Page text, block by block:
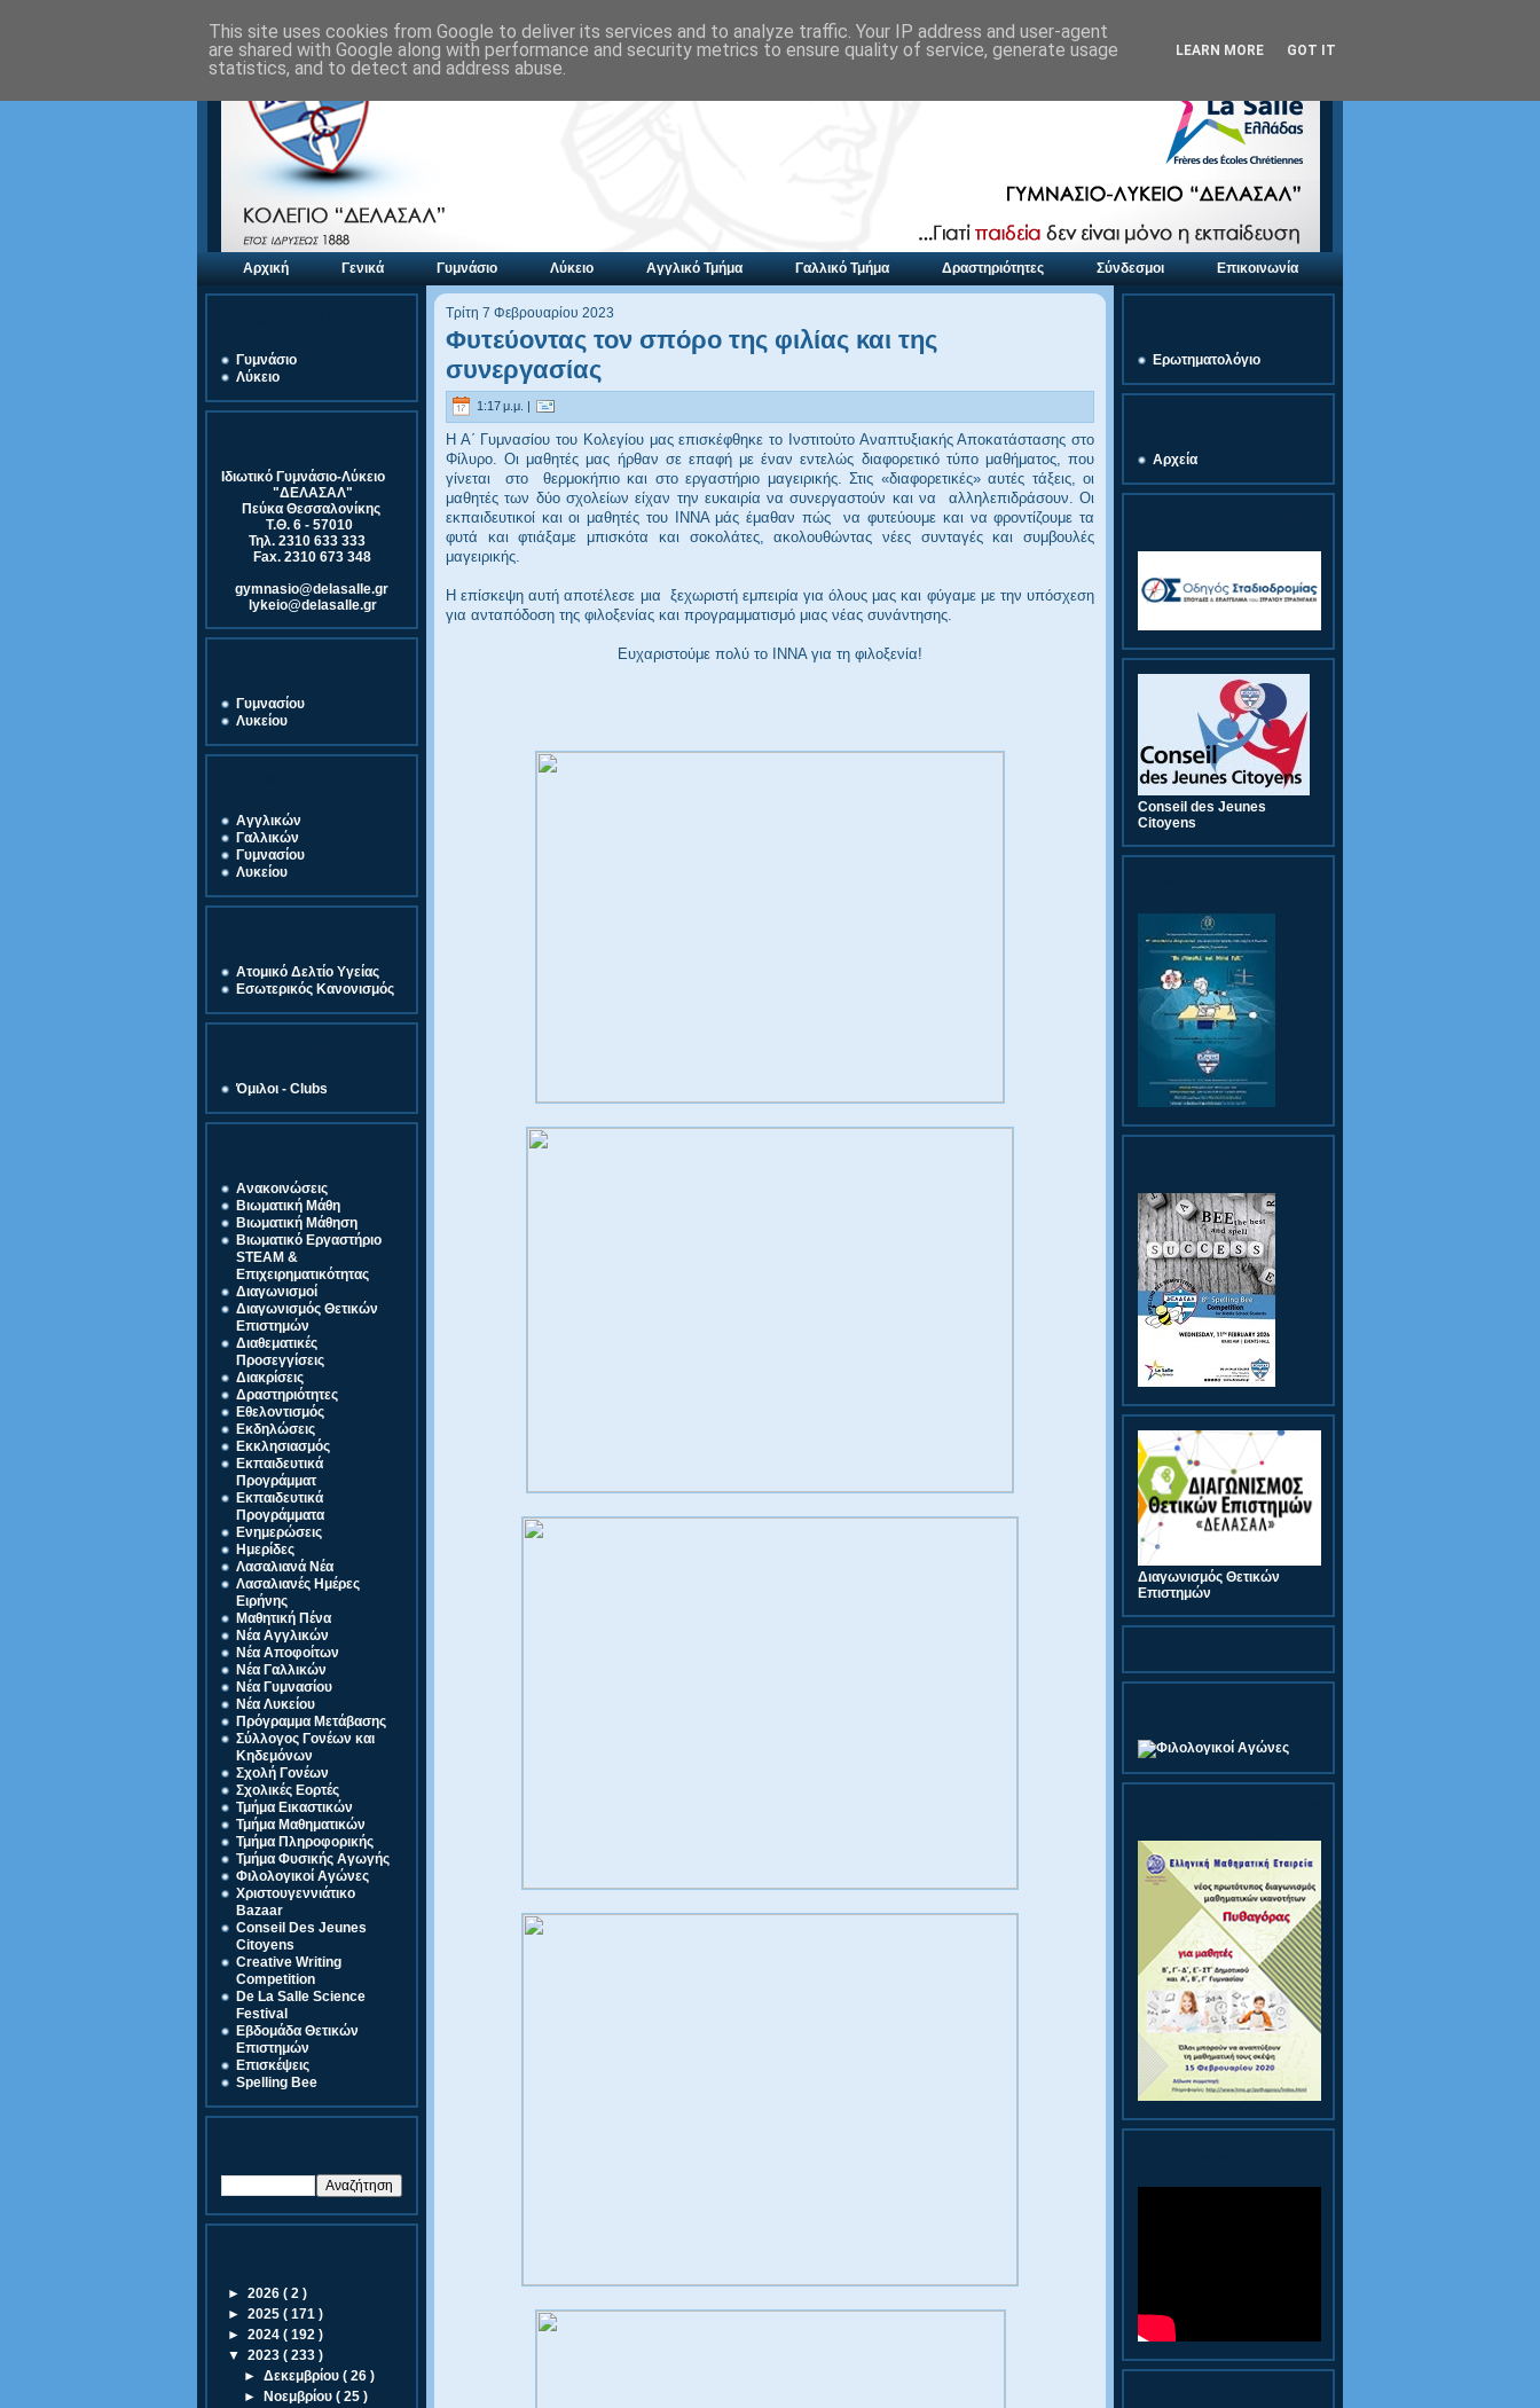
Αρχική Γενικά Γυμνάσιο Λύκειο Αγγλικό Τμήμα Γαλλικό Τμήμα Δραστηριότητες Σύνδεσμοι Επικοινωνία
Γυμνάσιο
Λύκειο
Ιδιωτικό Γυμνάσιο-Λύκειο
"ΔΕΛΑΣΑΛ"
Πεύκα Θεσσαλονίκης
Τ.Θ. 6 - 57010
Τηλ. 2310 633 333
Fax. 2310 673 348
gymnasio@delasalle.gr
lykeio@delasalle.gr
Γυμνασίου
Λυκείου
Αγγλικών
Γαλλικών
Γυμνασίου
Λυκείου
Ατομικό Δελτίο Υγείας
Εσωτερικός Κανονισμός
Όμιλοι - Clubs
Ανακοινώσεις
Βιωματική Μάθη
Βιωματική Μάθηση
Βιωματικό Εργαστήριο
STEAM &
Επιχειρηματικότητας
Διαγωνισμοί
Διαγωνισμός Θετικών
Επιστημών
Διαθεματικές
Προσεγγίσεις
Διακρίσεις
Δραστηριότητες
Εθελοντισμός
Εκδηλώσεις
Εκκλησιασμός
Εκπαιδευτικά
Προγράμματ
Εκπαιδευτικά
Προγράμματα
Ενημερώσεις
Ημερίδες
Λασαλιανά Νέα
Λασαλιανές Ημέρες
Ειρήνης
Μαθητική Πένα
Νέα Αγγλικών
Νέα Αποφοίτων
Νέα Γαλλικών
Νέα Γυμνασίου
Νέα Λυκείου
Πρόγραμμα Μετάβασης
Σύλλογος Γονέων και
Κηδεμόνων
Σχολή Γονέων
Σχολικές Εορτές
Τμήμα Εικαστικών
Τμήμα Μαθηματικών
Τμήμα Πληροφορικής
Τμήμα Φυσικής Αγωγής
Φιλολογικοί Αγώνες
Χριστουγεννιάτικο
Bazaar
Conseil Des Jeunes
Citoyens
Creative Writing
Competition
De La Salle Science
Festival
Eβδομάδα Θετικών
Επιστημών
Eπισκέψεις
Spelling Bee
► 2026 ( 2 )
► 2025 ( 171 )
► 2024 ( 192 )
▼ 2023 ( 233 )
►Δεκεμβρίου( 26 )
►
Νοεμβρίου( 25 )
Τρίτη 7 Φεβρουαρίου 2023
Φυτεύοντας τον σπόρο της φιλίας και της
συνεργασίας
1:17 μ.μ. |
Η Α΄ Γυμνασίου του Κολεγίου μας επισκέφθηκε το Ινστιτούτο Αναπτυξιακής Αποκατάστασης στο
Φίλυρο. Οι μαθητές μας ήρθαν σε επαφή με έναν εντελώς διαφορετικό τύπο μαθήματος, που
γίνεται
στο
θερμοκήπιο και στο εργαστήριο μαγειρικής. Στις «διαφορετικές» αυτές τάξεις, οι
μαθητές των δύο σχολείων είχαν την ευκαιρία να συνεργαστούν και να
αλληλεπιδράσουν. Οι
εκπαιδευτικοί και οι μαθητές του ΙΝΝΑ μάς έμαθαν πώς
να φυτεύουμε και να φροντίζουμε τα
φυτά και φτιάξαμε μπισκότα και σοκολάτες, ακολουθώντας νέες συνταγές και συμβουλές
μαγειρικής.
Η επίσκεψη αυτή αποτέλεσε μια ξεχωριστή εμπειρία για όλους μας και φύγαμε με την υπόσχεση
για ανταπόδοση της φιλοξενίας και προγραμματισμό μιας νέας συνάντησης.
Ευχαριστούμε πολύ το ΙΝΝΑ για τη φιλοξενία!
Ερωτηματολόγιο
Αρχεία
Conseil des Jeunes
Citoyens
Διαγωνισμός Θετικών
Επιστημών
This site uses cookies from Google to deliver its services and to analyze traffic. Your IP address and user-agent
are shared with Google along with performance and security metrics to ensure quality of service, generate usage
statistics, and to detect and address abuse.
LEARN MORE GOT IT